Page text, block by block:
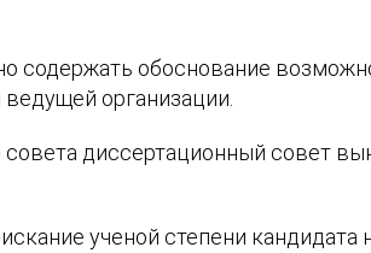
содержать обоснование
организации.
диссертационный совет
ученой степени кандидата